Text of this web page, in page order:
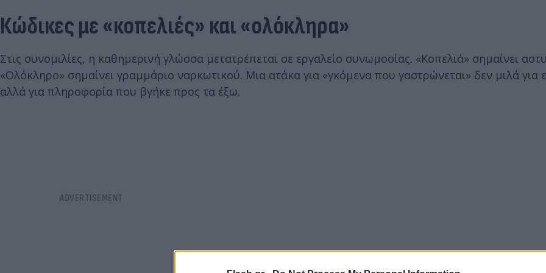
Κώδικες με «κοπελιές» και «ολόκληρα»
Στις συνομιλίες, η καθημερινή γλώσσα μετατρέπεται σε εργαλείο συνωμοσίας. «Κοπελιά» σημαίνει
«Ολόκληρο» σημαίνει γραμμάριο ναρκωτικού. Μια ατάκα για «γκόμενα που γαστρώνεται» δεν μιλά για
αλλά για πληροφορία που βγήκε προς τα έξω.